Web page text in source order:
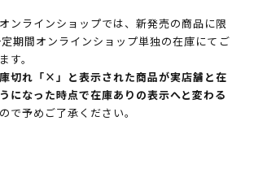
ンラインショップでは、新発売の商品に限
期間オンラインショップ単独の在庫にてご
す。
切れ「×」と表示された商品が実店舗と在
になった時点で在庫ありの表示へと変わる
ので予めご了承ください。